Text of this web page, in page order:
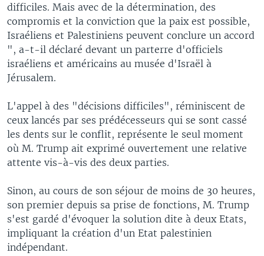
difficiles. Mais avec de la détermination, des
compromis et la conviction que la paix est possible,
Israéliens et Palestiniens peuvent conclure un accord
", a-t-il déclaré devant un parterre d'officiels
israéliens et américains au musée d'Israël à
Jérusalem.
L'appel à des "décisions difficiles", réminiscent de
ceux lancés par ses prédécesseurs qui se sont cassé
les dents sur le conflit, représente le seul moment
où M. Trump ait exprimé ouvertement une relative
attente vis-à-vis des deux parties.
Sinon, au cours de son séjour de moins de 30 heures,
son premier depuis sa prise de fonctions, M. Trump
s'est gardé d'évoquer la solution dite à deux Etats,
impliquant la création d'un Etat palestinien
indépendant.